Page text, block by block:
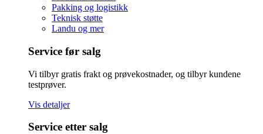
Pakking og logistikk
Teknisk støtte
Landu og mer
Service før salg
Vi tilbyr gratis frakt og prøvekostnader, og tilbyr kundene
testprøver.
Vis detaljer
Service etter salg